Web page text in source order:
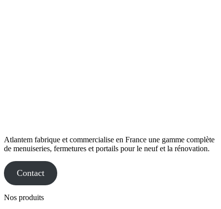
Atlantem fabrique et commercialise en France une gamme complète
de menuiseries, fermetures et portails pour le neuf et la rénovation.
Contact
Nos produits